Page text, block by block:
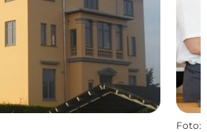
Foto: